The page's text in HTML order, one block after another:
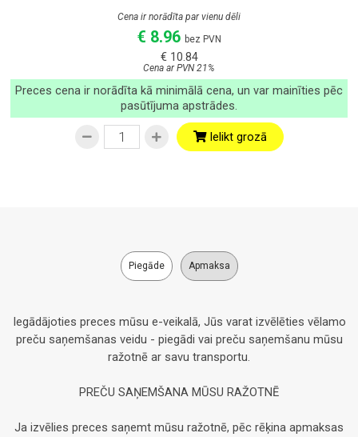
Cena ir norādīta par vienu dēli
€ 8.96 bez PVN
€ 10.84
Cena ar PVN 21%
Preces cena ir norādīta kā minimālā cena, un var mainīties pēc
pasūtījuma apstrādes.
Ielikt grozā
Piegāde Apmaksa
Iegādājoties preces mūsu e-veikalā, Jūs varat izvēlēties vēlamo
preču saņemšanas veidu - piegādi vai preču saņemšanu mūsu
ražotnē ar savu transportu.
PREČU SAŅEMŠANA MŪSU RAŽOTNĒ
Ja izvēlies preces saņemt mūsu ražotnē, pēc rēķina apmaksas